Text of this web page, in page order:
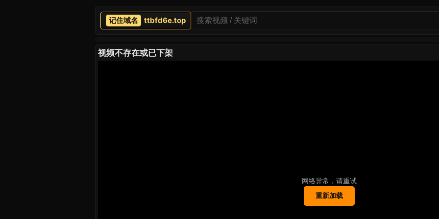
ttbfd6e.top
视频不存在或已下架
网络异常，请重试
重新加载